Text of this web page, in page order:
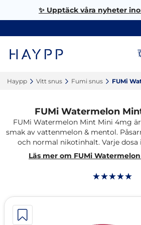
✨ Upptäck våra nyheter
Haypp‎ Vitt snus‎ Fumi snus‎ FUMi
FUMi Watermelon
FUMi Watermelon Mint Mini 4mg
smak av vattenmelon & mentol.
och normal nikotinhalt. Varje dosa
Läs mer om FUMi